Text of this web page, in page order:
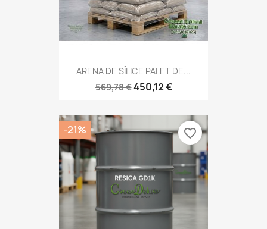
ARENA DE SÍLICE PALET DE...
569,78 €450,12 €
-21% favorite_border